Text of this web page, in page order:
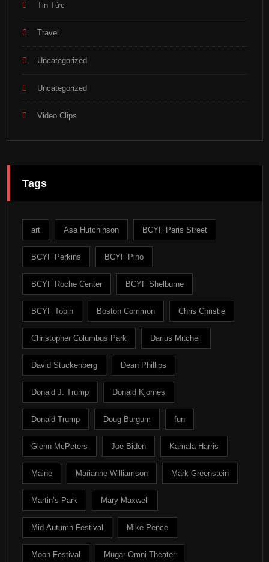
Tin Tức
Travel
Uncategorized
Uncategorized
Video Clips
Tags
art Asa Hutchinson BCYF Paris Street
BCYF Perkins BCYF Pino
BCYF Roche Center BCYF Shelburne
BCYF Tobin Boston Common Chris Christie
Christopher Columbus Park Darius Mitchell
David Stuckenberg Dean Phillips
Donald J. Trump Donald Kjornes
Donald Trump Doug Burgum fun
Glenn McPeters Joe Biden Kamala Harris
Maine Marianne Williamson Mark Greenstein
Martin’s Park Mary Maxwell
Mid-Autumn Festival Mike Pence
Moon Festival Mugar Omni Theater